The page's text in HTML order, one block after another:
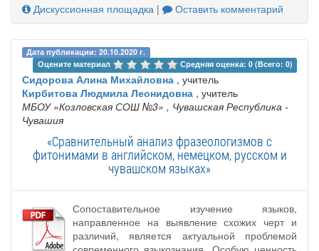
Дискуссионная площадка | Оставить комментарий
Дата публикации: 20.10.2020 г.
Оцените материал
Средняя оценка: 0 (Всего: 0)
Сидорова Алина Михайловна , учитель
Кирбитова Людмила Леонидовна , учитель
МБОУ «Козловская СОШ №3» , Чувашская Республика -
Чувашия
«Сравнительный анализ фразеологизмов с
фитонимами в английском, немецком, русском и
чувашском языках»
Сопоставительное изучение языков,
направленное на выявление схожих черт и
различий, является актуальной проблемой